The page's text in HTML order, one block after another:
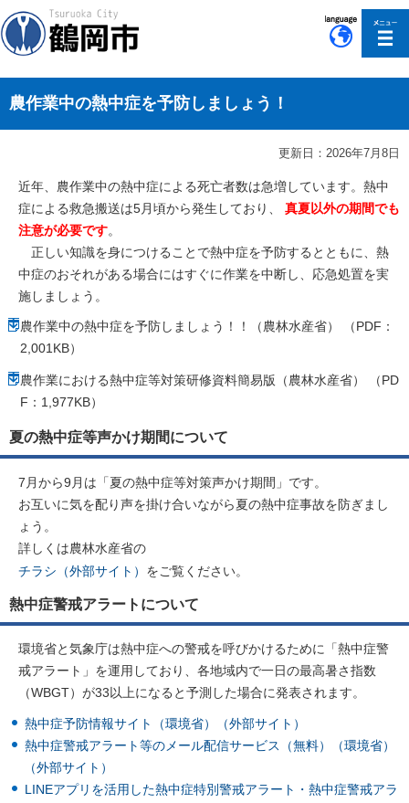
農作業中の熱中症を予防しましょう！
更新日：2026年7月8日
近年、農作業中の熱中症による死亡者数は急増しています。熱中
症による救急搬送は5月頃から発生しており、 真夏以外の期間でも
注意が必要です。
正しい知識を身につけることで熱中症を予防するとともに、熱
中症のおそれがある場合にはすぐに作業を中断し、応急処置を実
施しましょう。
農作業中の熱中症を予防しましょう！！（農林水産省） （PDF：
2,001KB）
農作業における熱中症等対策研修資料簡易版（農林水産省） （PD
F：1,977KB）
夏の熱中症等声かけ期間について
7月から9月は「夏の熱中症等対策声かけ期間」です。
お互いに気を配り声を掛け合いながら夏の熱中症事故を防ぎまし
ょう。
詳しくは農林水産省の
チラシ（外部サイト） をご覧ください。
熱中症警戒アラートについて
環境省と気象庁は熱中症への警戒を呼びかけるために「熱中症警
戒アラート」を運用しており、各地域内で一日の最高暑さ指数
（WBGT）が33以上になると予測した場合に発表されます。
熱中症予防情報サイト（環境省）（外部サイト）
熱中症警戒アラート等のメール配信サービス（無料）（環境省）
（外部サイト）
LINEアプリを活用した熱中症特別警戒アラート・熱中症警戒アラ